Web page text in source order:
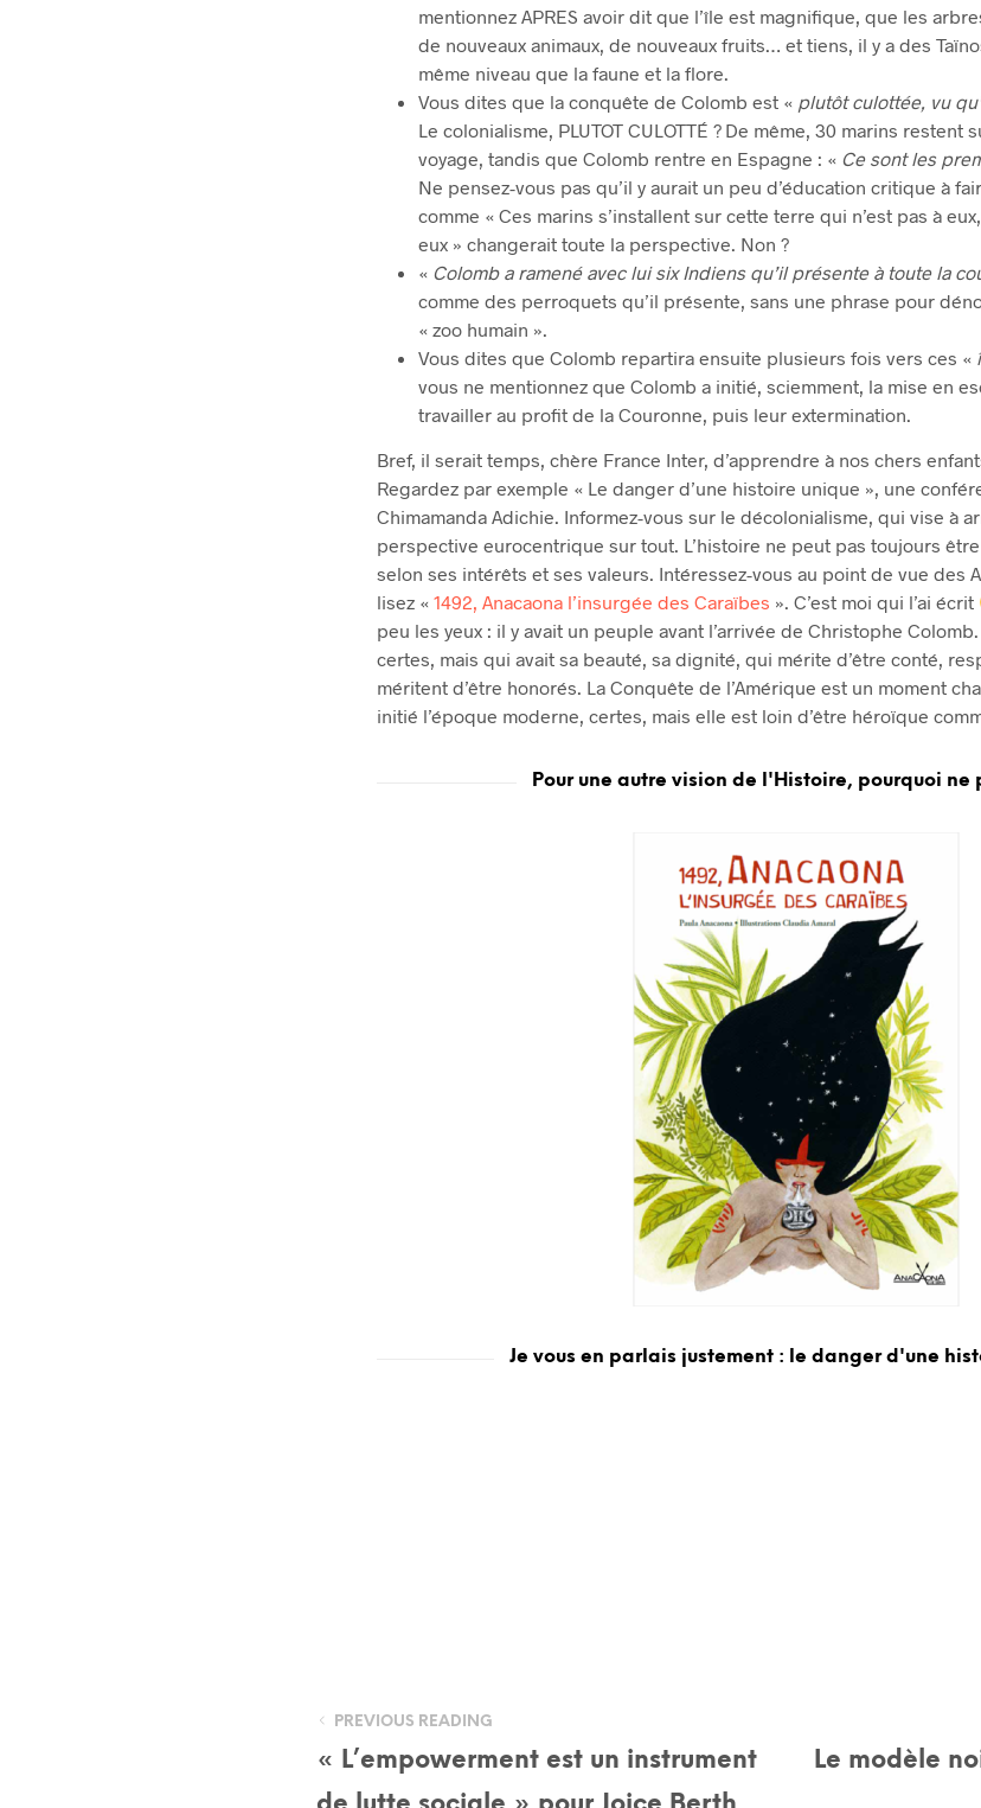
mentionnez APRES avoir dit que l’île est magnifique, que les
de nouveaux animaux, de nouveaux fruits… et tiens, il y a des
même niveau que la faune et la flore.
Vous dites que la conquête de Colomb est « plutôt culottée, vu
Le colonialisme, PLUTOT CULOTTÉ ? De même, 30 marins
voyage, tandis que Colomb rentre en Espagne : « Ce sont les
Ne pensez-vous pas qu’il y aurait un peu d’éducation critique à
comme « Ces marins s’installent sur cette terre qui n’est pas à
eux » changerait toute la perspective. Non ?
« Colomb a ramené avec lui six Indiens qu’il présente à toute la
comme des perroquets qu’il présente, sans une phrase pour
« zoo humain ».
Vous dites que Colomb repartira ensuite plusieurs fois vers ces «
vous ne mentionnez que Colomb a initié, sciemment, la mise en
travailler au profit de la Couronne, puis leur extermination.
Bref, il serait temps, chère France Inter, d’apprendre à nos chers
Regardez par exemple « Le danger d’une histoire unique », une
Chimamanda Adichie. Informez-vous sur le décolonialisme, qui vise à
perspective eurocentrique sur tout. L’histoire ne peut pas toujours
selon ses intérêts et ses valeurs. Intéressez-vous au point de vue des
lisez « 1492, Anacaona l’insurgée des Caraïbes ». C’est moi qui l’ai écrit
peu les yeux : il y avait un peuple avant l’arrivée de Christophe
certes, mais qui avait sa beauté, sa dignité, qui mérite d’être conté,
méritent d’être honorés. La Conquête de l’Amérique est un moment
initié l’époque moderne, certes, mais elle est loin d’être héroïque
Pour une autre vision de l'Histoire, pourquoi ne
Je vous en parlais justement : le danger d'une
PREVIOUS READING
« L’empowerment est un instrument
Le modèle